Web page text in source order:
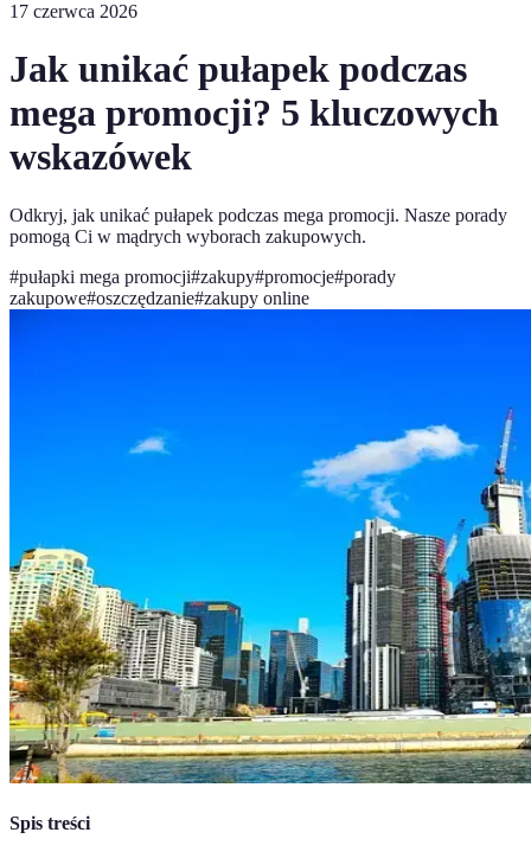
17 czerwca 2026
Jak unikać pułapek podczas
mega promocji? 5 kluczowych
wskazówek
Odkryj, jak unikać pułapek podczas mega promocji. Nasze porady
pomogą Ci w mądrych wyborach zakupowych.
#pułapki mega promocji#zakupy#promocje#porady
zakupowe#oszczędzanie#zakupy online
Spis treści